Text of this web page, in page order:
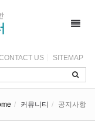
US SITEMAP
커뮤니티 공지사항